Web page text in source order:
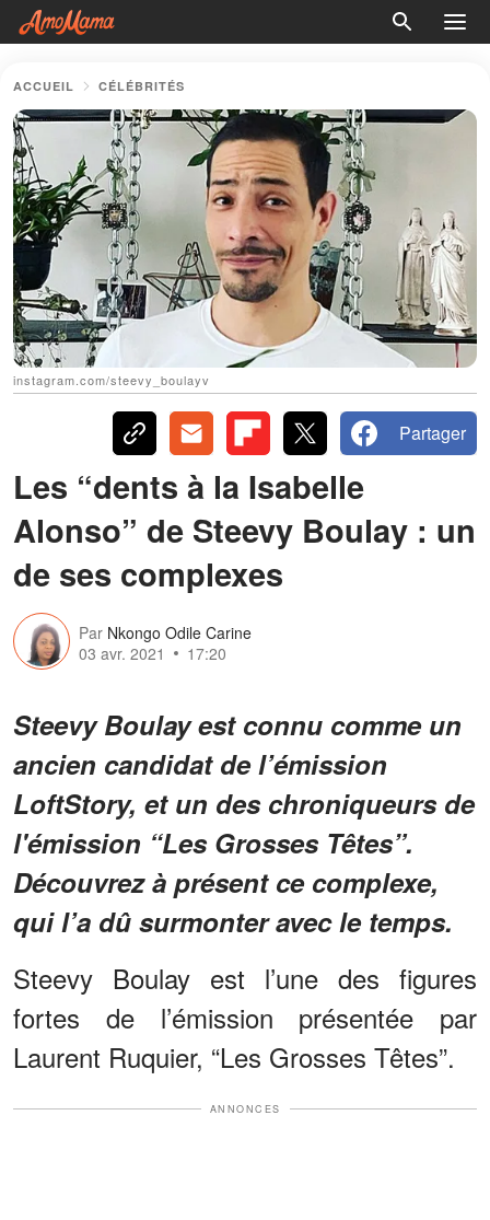
ACCUEIL CÉLÉBRITÉS
instagram.com/steevy_boulayv
Partager
Les “dents à la Isabelle
Alonso” de Steevy Boulay : un
de ses complexes
Par Nkongo Odile Carine
03 avr. 2021
17:20
Steevy Boulay est connu comme un
ancien candidat de l’émission
LoftStory, et un des chroniqueurs de
l'émission “Les Grosses Têtes”.
Découvrez à présent ce complexe,
qui l’a dû surmonter avec le temps.
Steevy Boulay est l’une des figures
fortes de l’émission présentée par
Laurent Ruquier, “Les Grosses Têtes”.
ANNONCES